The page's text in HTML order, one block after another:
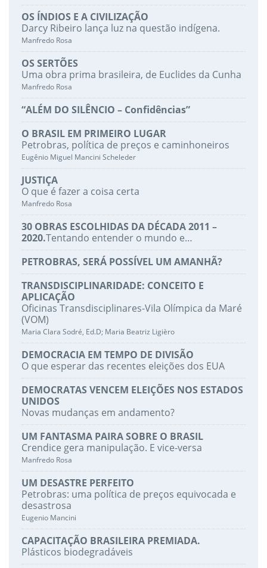
OS ÍNDIOS E A CIVILIZAÇÃO
Darcy Ribeiro lança luz na questão indígena.
Manfredo Rosa
OS SERTÕES
Uma obra prima brasileira, de Euclides da Cunha
Manfredo Rosa
“ALÉM DO SILÊNCIO – Confidências”
O BRASIL EM PRIMEIRO LUGAR
Petrobras, política de preços e caminhoneiros
Eugênio Miguel Mancini Scheleder
JUSTIÇA
O que é fazer a coisa certa
Manfredo Rosa
30 OBRAS ESCOLHIDAS DA DÉCADA 2011 –
2020.Tentando entender o mundo e…
PETROBRAS, SERÁ POSSÍVEL UM AMANHÃ?
TRANSDISCIPLINARIDADE: CONCEITO E
APLICAÇÃO
Oficinas Transdisciplinares-Vila Olímpica da Maré
(VOM)
Maria Clara Sodré, Ed.D; Maria Beatriz Ligièro
DEMOCRACIA EM TEMPO DE DIVISÃO
O que esperar das recentes eleições dos EUA
DEMOCRATAS VENCEM ELEIÇÕES NOS ESTADOS
UNIDOS
Novas mudanças em andamento?
UM FANTASMA PAIRA SOBRE O BRASIL
Crendice gera manipulação. E vice-versa
Manfredo Rosa
UM DESASTRE PERFEITO
Petrobras: uma política de preços equivocada e
desastrosa
Eugenio Mancini
CAPACITAÇÃO BRASILEIRA PREMIADA.
Plásticos biodegradáveis